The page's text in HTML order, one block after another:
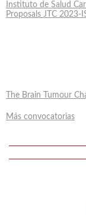
Instituto de Salud
Proposals JTC 2023-
The Brain Tumour
Más convocatorias